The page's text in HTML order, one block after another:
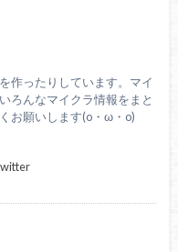
作ったりしています。マイ
ろんなマイクラ情報をまと
お願いします(o・ω・o)